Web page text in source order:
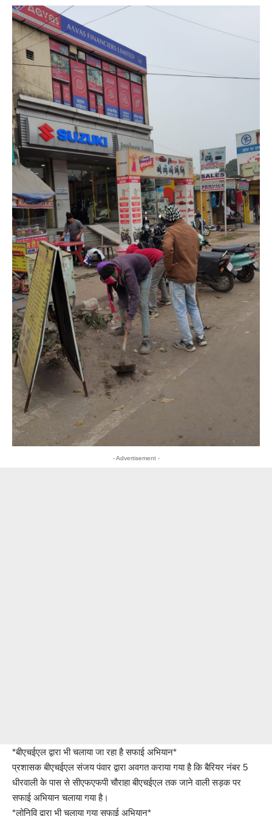
- Advertisement -
*बीएचईएल द्वारा भी चलाया जा रहा है सफाई अभियान*
प्रशासक बीएचईएल संजय पंवार द्वारा अवगत कराया गया है कि बैरियर नंबर 5
धीरवाली के पास से सीएफएफपी चौराहा बीएचईएल तक जाने वाली सड़क पर
सफाई अभियान चलाया गया है।
*लोनिवि द्वारा भी चलाया गया सफाई अभियान*